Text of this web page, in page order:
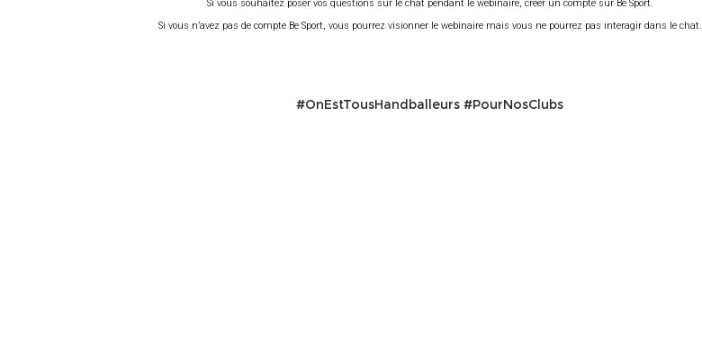
Si vous souhaitez poser vos questions sur le chat pendant le webinaire, créer un compte sur Be Sport.
Si vous n’avez pas de compte Be Sport, vous pourrez visionner le webinaire mais vous ne pourrez pas interagir dans le chat.
#OnEstTousHandballeurs #PourNosClubs